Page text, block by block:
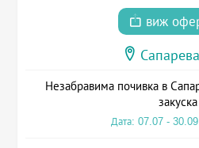
виж
Незабравима почивка в
закуска
Дата: 07.07 - 30.09